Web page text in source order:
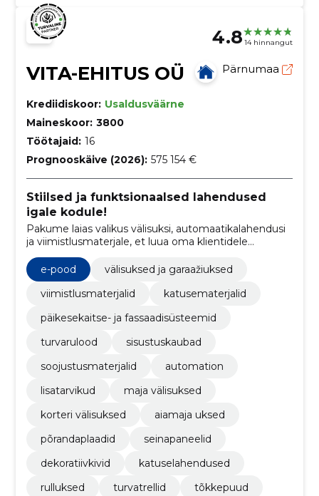
4.8 14 hinnangut
VITA-EHITUS OÜ Pärnumaa
Krediidiskoor: Usaldusväärne
Maineskoor: 3800
Töötajaid: 16
Prognooskäive (2026): 575 154 €
Stiilsed ja funktsionaalsed lahendused
igale kodule!
Pakume laias valikus välisuksi, automaatikalahendusi
ja viimistlusmaterjale, et luua oma klientidele
kvaliteetne, turvaline ja isikupärane kodu
e-pood
välisuksed ja garaažiuksed
viimistlusmaterjalid
katusematerjalid
päikesekaitse- ja fassaadisüsteemid
turvarulood
sisustuskaubad
soojustusmaterjalid
automation
lisatarvikud
maja välisuksed
korteri välisuksed
aiamaja uksed
põrandaplaadid
seinapaneelid
dekoratiivkivid
katuselahendused
rulluksed
turvatrellid tõkkepuud